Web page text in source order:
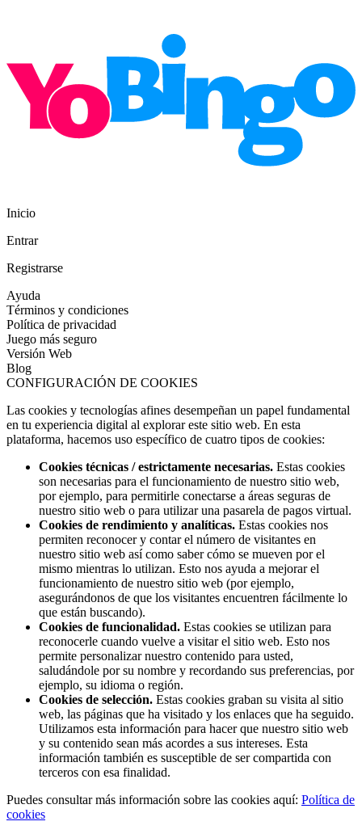
Inicio
Entrar
Registrarse
Ayuda
Términos y condiciones
Política de privacidad
Juego más seguro
Versión Web
Blog
CONFIGURACIÓN DE COOKIES
Las cookies y tecnologías afines desempeñan un papel fundamental
en tu experiencia digital al explorar este sitio web. En esta
plataforma, hacemos uso específico de cuatro tipos de cookies:
Cookies técnicas / estrictamente necesarias. Estas cookies
son necesarias para el funcionamiento de nuestro sitio web,
por ejemplo, para permitirle conectarse a áreas seguras de
nuestro sitio web o para utilizar una pasarela de pagos virtual.
Cookies de rendimiento y analíticas. Estas cookies nos
permiten reconocer y contar el número de visitantes en
nuestro sitio web así como saber cómo se mueven por el
mismo mientras lo utilizan. Esto nos ayuda a mejorar el
funcionamiento de nuestro sitio web (por ejemplo,
asegurándonos de que los visitantes encuentren fácilmente lo
que están buscando).
Cookies de funcionalidad. Estas cookies se utilizan para
reconocerle cuando vuelve a visitar el sitio web. Esto nos
permite personalizar nuestro contenido para usted,
saludándole por su nombre y recordando sus preferencias, por
ejemplo, su idioma o región.
Cookies de selección. Estas cookies graban su visita al sitio
web, las páginas que ha visitado y los enlaces que ha seguido.
Utilizamos esta información para hacer que nuestro sitio web
y su contenido sean más acordes a sus intereses. Esta
información también es susceptible de ser compartida con
terceros con esa finalidad.
Puedes consultar más información sobre las cookies aquí: Política de
cookies